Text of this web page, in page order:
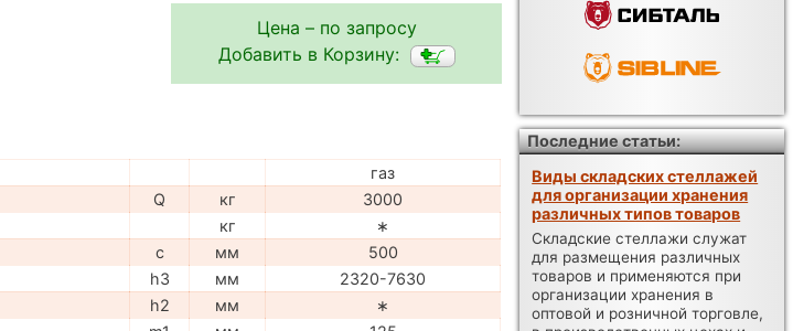
Цена – по запросу
Добавить в Корзину:
газ
Q кг
3000
кг
∗
c мм
500
h3 мм
2320-7630
h2 мм
∗
Последние статьи:
Виды складских стеллажей
для организации хранения
различных типов товаров
Складские стеллажи служат
для размещения различных
товаров и применяются при
организации хранения в
оптовой и розничной торговле,